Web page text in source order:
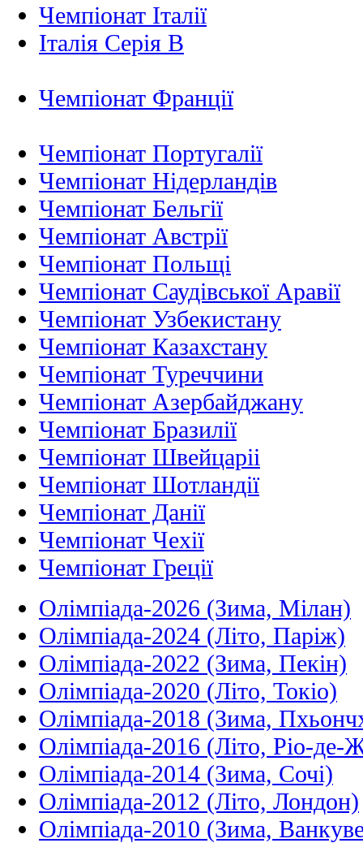
Чемпіонат Італії
Італія Серія B
Чемпіонат Франції
Чемпіонат Португалії
Чемпіонат Нідерландiв
Чемпіонат Бельгії
Чемпіонат Австрії
Чемпіонат Польщі
Чемпіонат Саудівської Аравії
Чемпіонат Узбекистану
Чемпіонат Казахстану
Чемпіонат Туреччини
Чемпіонат Азербайджану
Чемпіонат Бразилії
Чемпіонат Швейцаріі
Чемпіонат Шотландії
Чемпіонат Данії
Чемпіонат Чехії
Чемпіонат Греції
Олімпіада-2026 (Зима, Мілан)
Олімпіада-2024 (Літо, Паріж)
Олімпіада-2022 (Зима, Пекін)
Олімпіада-2020 (Літо, Токіо)
Олімпіада-2018 (Зима,
Олімпіада-2016 (Літо, Ріо-де-
Олімпіада-2014 (Зима, Сочі)
Олімпіада-2012 (Літо, Лондон)
Олімпіада-2010 (Зима,